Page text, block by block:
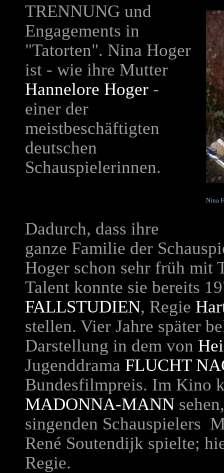
Nina
TRENNUNG und
Engagements in
"Tatorten". Nina Hoger
ist - wie ihre Mutter
Hannelore Hoger -
einer der
meistbeschäftigten
deutschen
Schauspielerinnen.
Dadurch, dass ihre
ganze Familie der
Hoger schon sehr früh mit
Talent konnte sie bereits
FALLSTUDIEN, Regie
stellen. Vier Jahre später
Darstellung in dem von
Jugenddrama FLUCHT
Bundesfilmpreis. Im Kino
MADONNA-MANN
singenden Schauspielers
René Soutendijk spielte;
Regie.